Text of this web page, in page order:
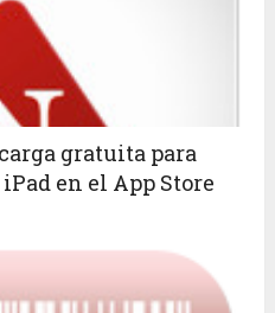
gratuita para
en el App Store